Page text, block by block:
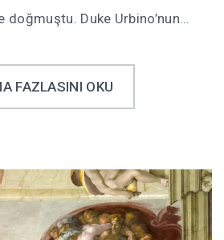
doğmuştu. Duke Urbino’nun…
FAZLASINI OKU